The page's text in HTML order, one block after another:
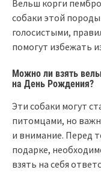
Вельш корги
собаки этой
голосистыми,
помогут избежать
Можно ли взять
на День Рождения?
Эти собаки могут
питомцами, но
и внимание. Перед
подарке,
взять на себя